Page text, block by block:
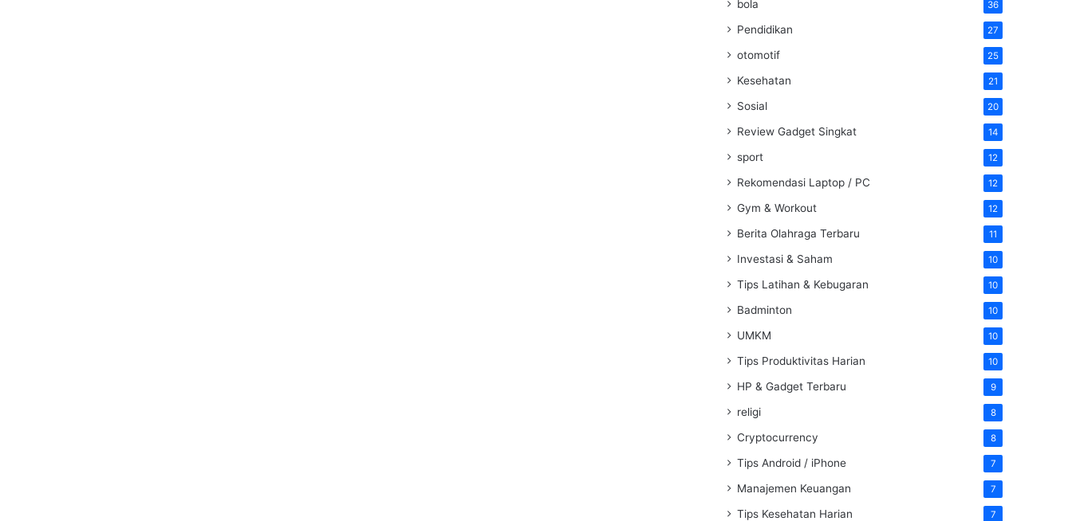
bola 36
Pendidikan 27
otomotif 25
Kesehatan 21
Sosial 20
Review Gadget Singkat 14
sport 12
Rekomendasi Laptop / PC 12
Gym & Workout 12
Berita Olahraga Terbaru 11
Investasi & Saham 10
Tips Latihan & Kebugaran 10
Badminton 10
UMKM 10
Tips Produktivitas Harian 10
HP & Gadget Terbaru 9
religi 8
Cryptocurrency 8
Tips Android / iPhone 7
Manajemen Keuangan 7
Tips Kesehatan Harian 7